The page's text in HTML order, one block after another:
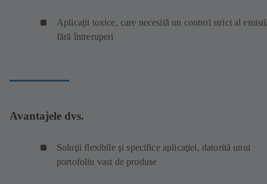
Aplicaţii toxice, care necesită un control strict al
fără întreruperi
Avantajele dvs.
Soluţii flexibile şi specifice aplicaţiei, datorită unui
portofoliu vast de produse